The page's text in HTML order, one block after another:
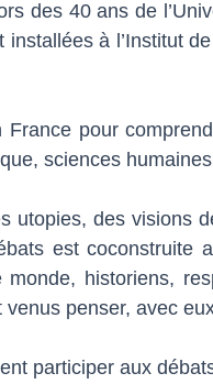
des 40 ans de
à l’Institut
pour
sciences
utopies, des visions
est coconstruite
historiens,
penser, avec
participer aux